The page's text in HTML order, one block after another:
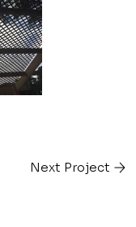
Next Project